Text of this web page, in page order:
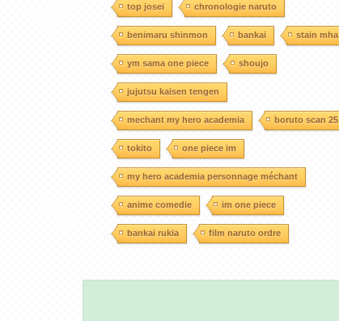
top josei chronologie naruto
benimaru shinmon bankai stain mha
ym sama one piece shoujo
jujutsu kaisen tengen
mechant my hero academia boruto scan 25
tokito one piece im
my hero academia personnage méchant
anime comedie im one piece
bankai rukia film naruto ordre